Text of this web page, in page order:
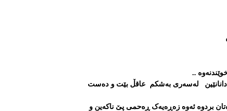
..
دانانێین لەسەری بەشکم عاقڵ بێت و دەست
بردوە ئەوە زەڕەیەک ڕەحمی پێ ناکەین و